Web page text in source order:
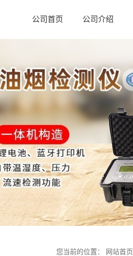
公司首页 公司介绍
您当前的位置： 网站首页